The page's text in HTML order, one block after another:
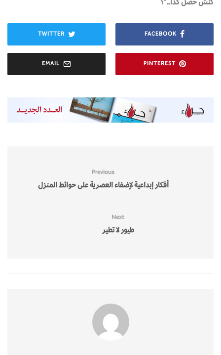
FACEBOOK
TWITTER
PINTEREST
EMAIL
Previous
أفكار إبداعية لإضفاء العصرية على حوائط المنزل
Next
طيور لا تطير